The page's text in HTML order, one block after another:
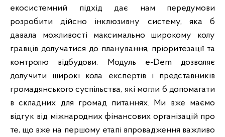
екосистемний підхід дає нам передумови
розробити дійсно інклюзивну систему, яка б
давала можливості максимально широкому колу
гравців долучатися до планування, пріоритезації та
контролю відбудови. Модуль e-Dem дозволяє
долучити широкі кола експертів і представників
громадянського суспільства, які могли б допомагати
в складних для громад питаннях. Ми вже маємо
відгук від міжнародних фінансових організацій про
те, що вже на першому етапі впровадження важливо